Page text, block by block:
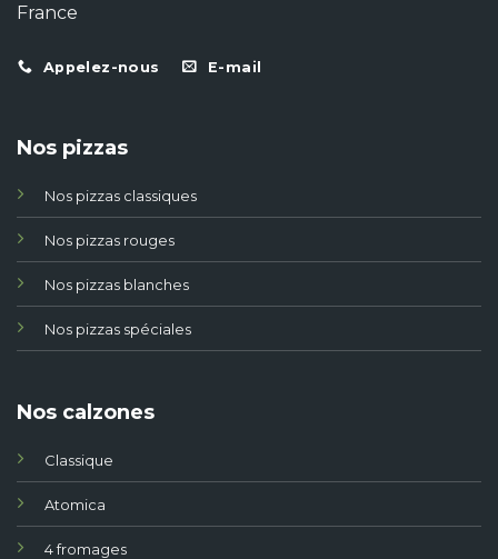
France
Appelez-nous E-mail
Nos pizzas
Nos pizzas classiques
Nos pizzas rouges
Nos pizzas blanches
Nos pizzas spéciales
Nos calzones
Classique
Atomica
4 fromages